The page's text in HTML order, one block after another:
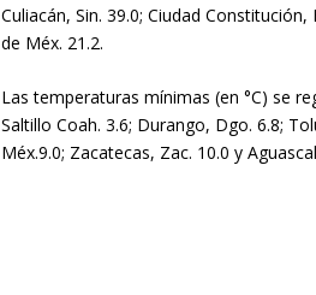
Culiacán, Sin. 39.0; Ciudad
de Méx. 21.2.
Las temperaturas mínimas (en °C) se
Saltillo Coah. 3.6; Durango, Dgo. 6.8;
Méx.9.0; Zacatecas, Zac. 10.0 y